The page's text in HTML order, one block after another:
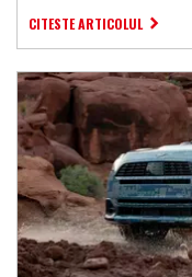
CITESTE ARTICOLUL